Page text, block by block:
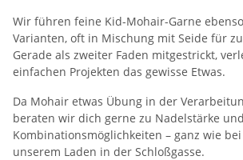
Wir führen feine Kid-Mohair-Garne
Varianten, oft in Mischung mit Seide für
Gerade als zweiter Faden mitgestrickt,
einfachen Projekten das gewisse Etwas.
Da Mohair etwas Übung in der
beraten wir dich gerne zu Nadelstärke und
Kombinationsmöglichkeiten – ganz wie
unserem Laden in der Schloßgasse.